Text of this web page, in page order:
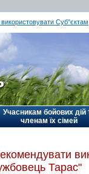
Суб"єктам
Учасникам бойових дій
членам їх сімей
Тарас"